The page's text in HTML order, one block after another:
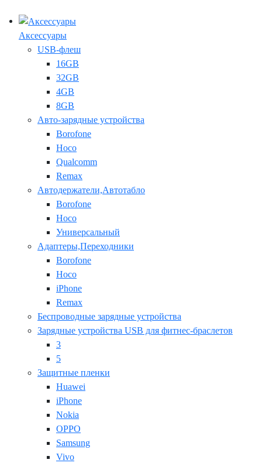
Аксессуары
USB-флеш
16GB
32GB
4GB
8GB
Авто-зарядные устройства
Borofone
Hoco
Qualcomm
Remax
Автодержатели,Автотабло
Borofone
Hoco
Универсальный
Адаптеры,Переходники
Borofone
Hoco
iPhone
Remax
Беспроводные зарядные устройства
Зарядные устройства USB для фитнес-браслетов
3
5
Защитные пленки
Huawei
iPhone
Nokia
OPPO
Samsung
Vivo